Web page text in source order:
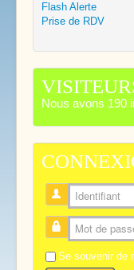
Flash Alerte
Prise de RDV
Nous avons 190
Identifiant
Mot de passe
Se souvenir de